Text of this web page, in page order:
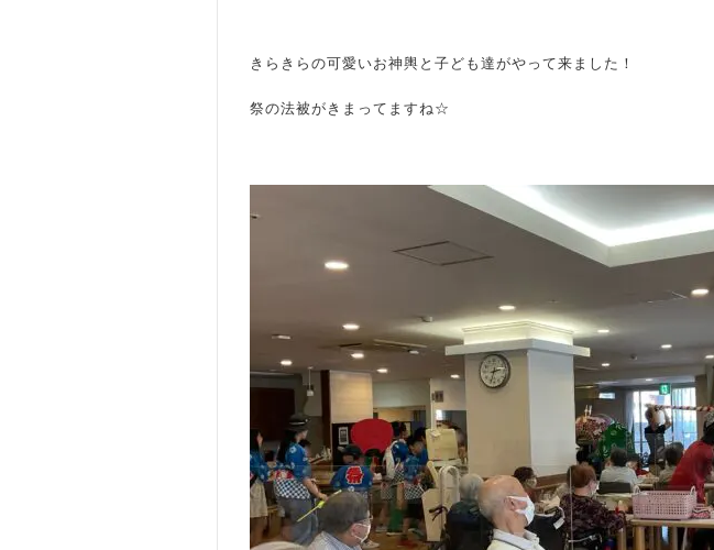
きらきらの可愛いお神輿と子ども達がやって来ました！
祭の法被がきまってますね☆